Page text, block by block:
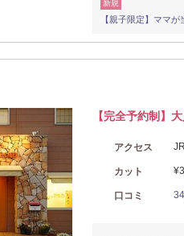
新規
【親子限定】ママ
【完全予約制】
アクセス
カット
口コミ